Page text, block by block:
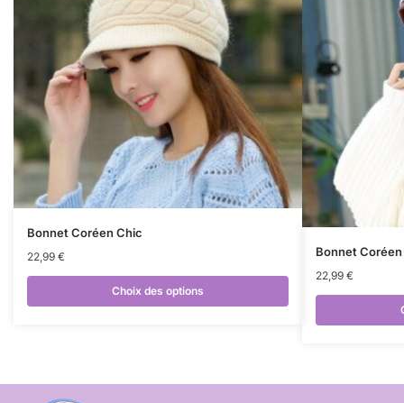
Bonnet Coréen Chic
22,99 €
Choix des options
Bonnet
22,99 €